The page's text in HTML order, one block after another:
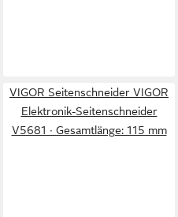
VIGOR Seitenschneider VIGOR
Elektronik-Seitenschneider
V5681 ∙ Gesamtlänge: 115 mm